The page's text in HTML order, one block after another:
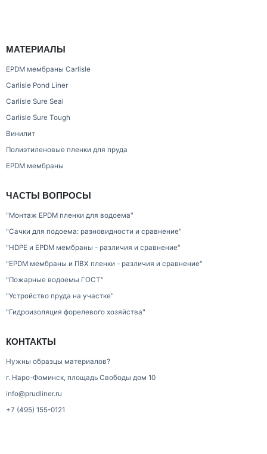
МАТЕРИАЛЫ
EPDM мембраны Carlisle
Carlisle Pond Liner
Carlisle Sure Seal
Carlisle Sure Tough
Винилит
Полиэтиленовые пленки для пруда
EPDM мембраны
ЧАСТЫ ВОПРОСЫ
"Монтаж EPDM пленки для водоема"
"Сачки для подоема: разновидности и сравнение"
"HDPE и EPDM мембраны - различия и сравнение"
"EPDM мембраны и ПВХ пленки - различия и сравнение"
"Пожарные водоемы ГОСТ"
"Устройство пруда на участке"
"Гидроизоляция форелевого хозяйства"
КОНТАКТЫ
Нужны образцы материалов?
г. Наро-Фоминск, площадь Свободы дом 10
info@prudliner.ru
+7 (495) 155-0121